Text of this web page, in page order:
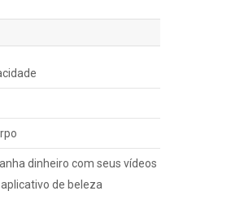
dinheiro com seus vídeos
de beleza